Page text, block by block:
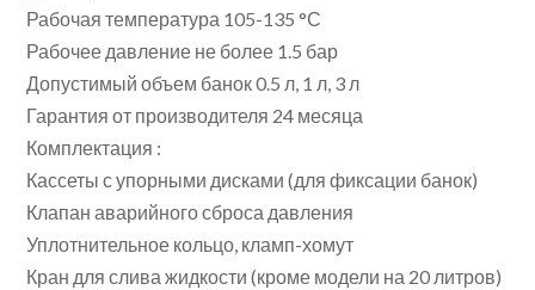
Рабочая температура 105-135 °С
Рабочее давление не более 1.5 бар
Допустимый объем банок 0.5 л, 1 л, 3 л
Гарантия от производителя 24 месяца
Комплектация :
Кассеты с упорными дисками (для фиксации банок)
Клапан аварийного сброса давления
Уплотнительное кольцо, кламп-хомут
Кран для слива жидкости (кроме модели на 20 литров)